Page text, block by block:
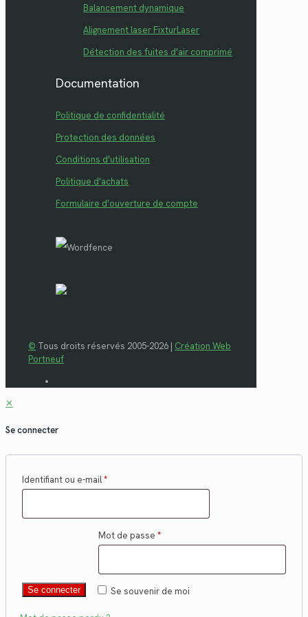
Balancement dynamique
Alignement laser FixturLaser
Détection des fuites d'air comprimé
Documentation
Politique de confidentialité
Protection des données
Conditions d'utilisation
Politique d'achats
Formulaire d'ouverture de compte
© Tous droits réservés 2005-2026 | Création Web
Portneuf
✕
Se connecter
Identifiant ou e-mail*
Mot de passe *
Se souvenir de moi
Se connecter